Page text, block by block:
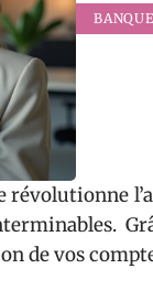
BANQUE
de vos